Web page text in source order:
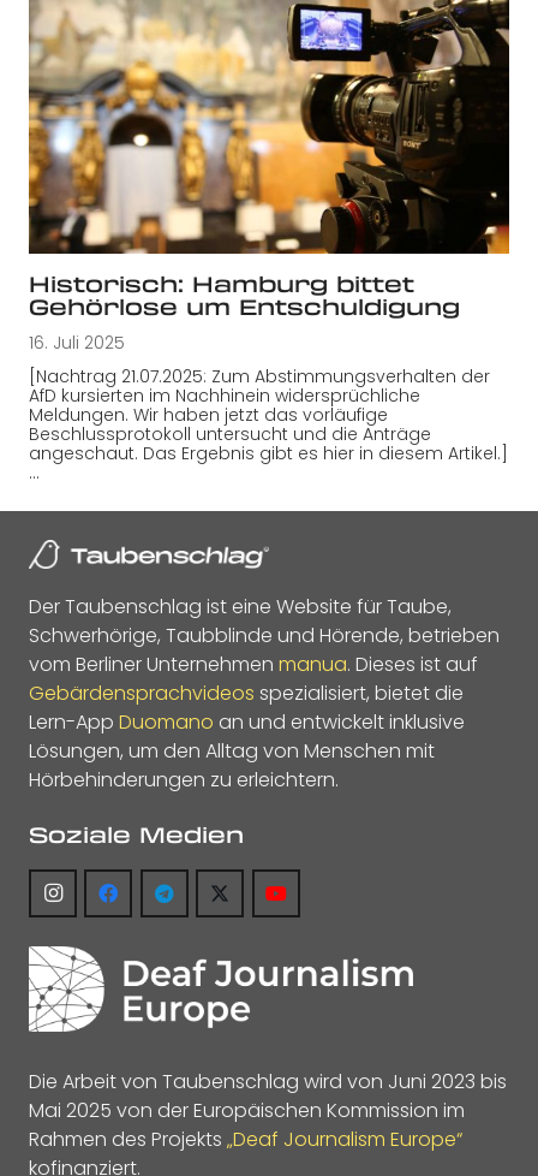
Historisch: Hamburg bittet
Gehörlose um Entschuldigung
16. Juli 2025
[Nachtrag 21.07.2025: Zum Abstimmungsverhalten der
AfD kursierten im Nachhinein widersprüchliche
Meldungen. Wir haben jetzt das vorläufige
Beschlussprotokoll untersucht und die Anträge
angeschaut. Das Ergebnis gibt es hier in diesem Artikel.]
…
Der Taubenschlag ist eine Website für Taube,
Schwerhörige, Taubblinde und Hörende, betrieben
vom Berliner Unternehmen manua. Dieses ist auf
Gebärdensprachvideos spezialisiert, bietet die
Lern-App Duomano an und entwickelt inklusive
Lösungen, um den Alltag von Menschen mit
Hörbehinderungen zu erleichtern.
Soziale Medien
Die Arbeit von Taubenschlag wird von Juni 2023 bis
Mai 2025 von der Europäischen Kommission im
Rahmen des Projekts „Deaf Journalism Europe“
kofinanziert.